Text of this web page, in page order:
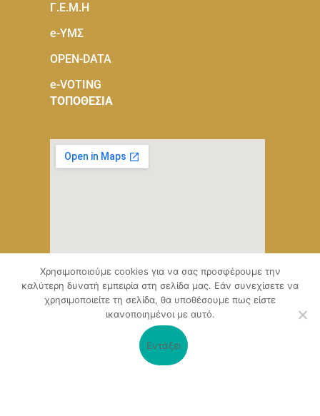
Γ.Ε.Μ.Η
e-ΥΜΣ
OPEN-DATA
e-VOTING
ΤΟΠΟΘΕΣΙΑ
Χρησιμοποιούμε cookies για να σας προσφέρουμε την
καλύτερη δυνατή εμπειρία στη σελίδα μας. Εάν συνεχίσετε να
χρησιμοποιείτε τη σελίδα, θα υποθέσουμε πως είστε
ικανοποιημένοι με αυτό.
Εντάξει